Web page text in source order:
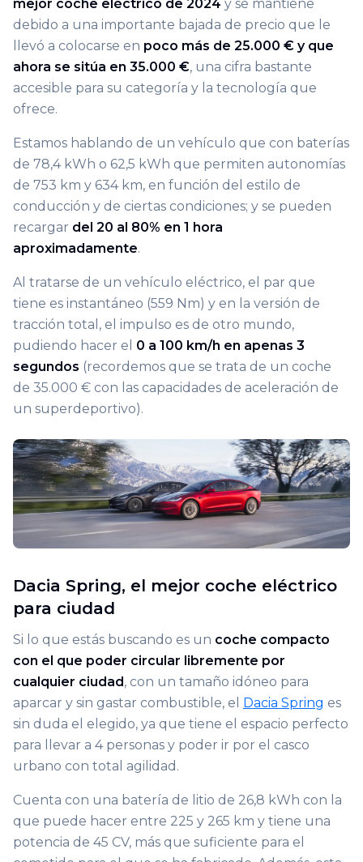
mejor coche eléctrico de 2024 y se mantiene
debido a una importante bajada de precio que le
llevó a colocarse en poco más de 25.000 € y que
ahora se sitúa en 35.000 €, una cifra bastante
accesible para su categoría y la tecnología que
ofrece.
Estamos hablando de un vehículo que con baterías
de 78,4 kWh o 62,5 kWh que permiten autonomías
de 753 km y 634 km, en función del estilo de
conducción y de ciertas condiciones; y se pueden
recargar del 20 al 80% en 1 hora
aproximadamente.
Al tratarse de un vehículo eléctrico, el par que
tiene es instantáneo (559 Nm) y en la versión de
tracción total, el impulso es de otro mundo,
pudiendo hacer el 0 a 100 km/h en apenas 3
segundos (recordemos que se trata de un coche
de 35.000 € con las capacidades de aceleración de
un superdeportivo).
Dacia Spring, el mejor coche eléctrico
para ciudad
Si lo que estás buscando es un coche compacto
con el que poder circular libremente por
cualquier ciudad, con un tamaño idóneo para
aparcar y sin gastar combustible, el Dacia Spring es
sin duda el elegido, ya que tiene el espacio perfecto
para llevar a 4 personas y poder ir por el casco
urbano con total agilidad.
Cuenta con una batería de litio de 26,8 kWh con la
que puede hacer entre 225 y 265 km y tiene una
potencia de 45 CV, más que suficiente para el